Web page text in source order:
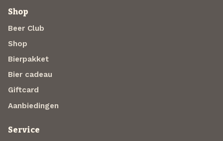
Shop
Beer Club
Shop
Bierpakket
Bier cadeau
Giftcard
Aanbiedingen
Service